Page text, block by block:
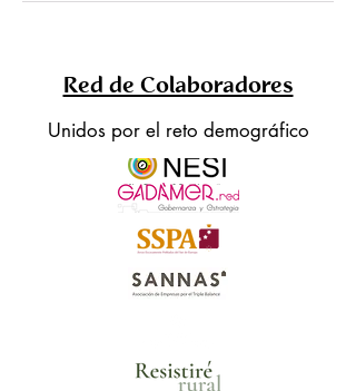
Red de Colaboradores
Unidos por el reto demográfico